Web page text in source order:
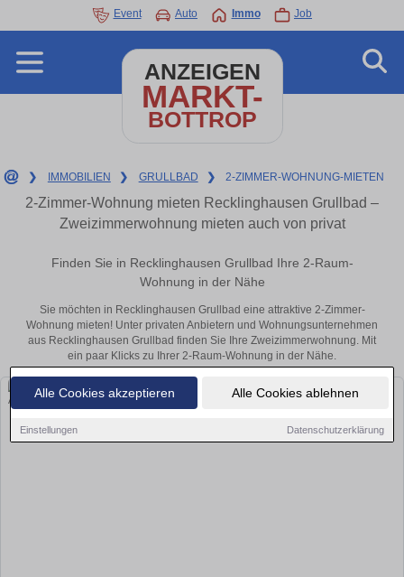
Alle Cookies akzeptieren Alle Cookies ablehnen
Einstellungen Datenschutzerklärung
Event Auto Immo Job
ANZEIGEN
MARKT-
BOTTROP
❯ IMMOBILIEN ❯ GRULLBAD ❯ 2-ZIMMER-WOHNUNG-MIETEN
2-Zimmer-Wohnung mieten Recklinghausen Grullbad –
Zweizimmerwohnung mieten auch von privat
Finden Sie in Recklinghausen Grullbad Ihre 2-Raum-
Wohnung in der Nähe
Sie möchten in Recklinghausen Grullbad eine attraktive 2-Zimmer-
Wohnung mieten! Unter privaten Anbietern und Wohnungsunternehmen
aus Recklinghausen Grullbad finden Sie Ihre Zweizimmerwohnung. Mit
ein paar Klicks zu Ihrer 2-Raum-Wohnung in der Nähe.